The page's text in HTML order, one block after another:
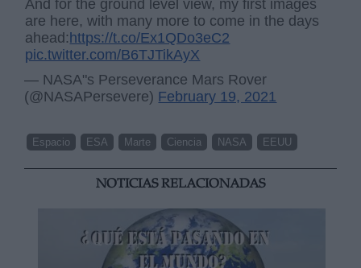
And for the ground level view, my first images
are here, with many more to come in the days
ahead:https://t.co/Ex1QDo3eC2
pic.twitter.com/B6TJTikAyX
— NASA"s Perseverance Mars Rover
(@NASAPersevere) February 19, 2021
Espacio ESA Marte Ciencia NASA EEUU
NOTICIAS RELACIONADAS